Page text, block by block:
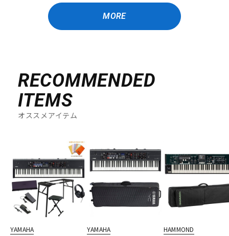
MORE
RECOMMENDED
ITEMS
オススメアイテム
YAMAHA YAMAHA HAMMOND